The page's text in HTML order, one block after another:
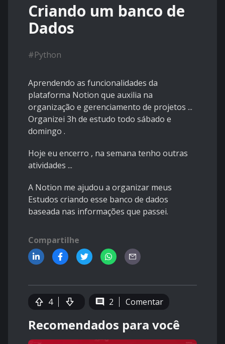
Criando um banco de
Dados
#Python
Aprendendo as funcionalidades da
plataforma Notion que auxilia na
organização e gerenciamento de projetos ...
Organizei 3h de estudo todo sábado e
domingo .
Hoje eu encerro , na semana tenho outras
atividades ...
A Notion me ajudou a organizar meus
Estudos criando esse banco de dados
baseada nas informações que passei.
Compartilhe
4 2 Comentar
Recomendados para você